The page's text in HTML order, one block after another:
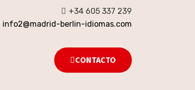
+34 605 337 239
info2@madrid-berlin-idiomas.com
CONTACTO